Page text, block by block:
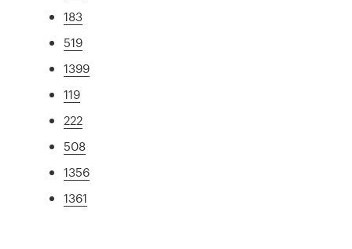
183
519
1399
119
222
508
1356
1361